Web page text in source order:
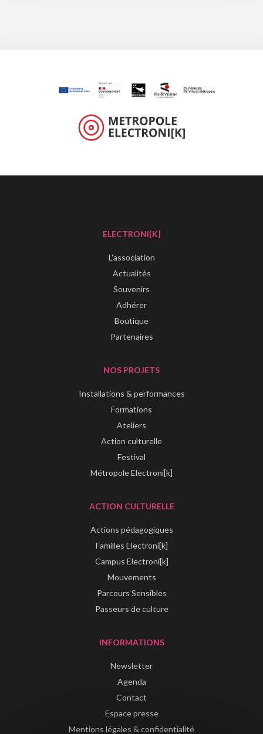
ELECTRONI[K]
L'association
Actualités
Souvenirs
Adhérer
Boutique
Partenaires
NOS PROJETS
Installations & performances
Formations
Ateliers
Action culturelle
Festival
Métropole Electroni[k]
ACTION CULTURELLE
Actions pédagogiques
Familles Electroni[k]
Campus Electroni[k]
Mouvements
Parcours Sensibles
Passeurs de culture
INFORMATIONS
Newsletter
Agenda
Contact
Espace presse
Mentions légales & confidentialité